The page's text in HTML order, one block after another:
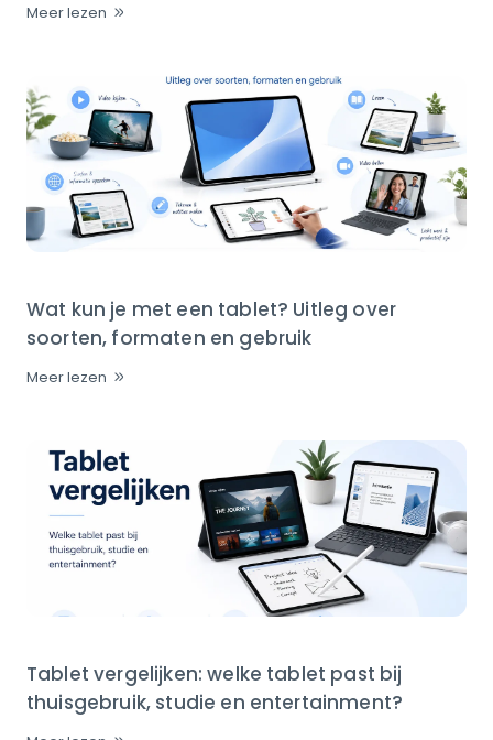
Meer lezen
Wat kun je met een tablet? Uitleg over
soorten, formaten en gebruik
Meer lezen
Tablet vergelijken: welke tablet past bij
thuisgebruik, studie en entertainment?